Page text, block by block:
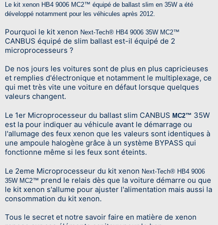
Le kit xenon HB4 9006 MC2™ équipé de ballast slim en 35W a été
développé notamment pour les véhicules après 2012.
Pourquoi le kit xenon Next-Tech® HB4 9006 35W MC2™
CANBUS équipé de slim ballast est-il équipé de 2
microprocesseurs ?
De nos jours les voitures sont de plus en plus capricieuses
et remplies d'électronique et notamment le multiplexage, ce
qui met très vite une voiture en défaut lorsque quelques
valeurs changent.
Le 1er Microprocesseur du ballast slim CANBUS MC2™ 35W
est la pour indiquer au véhicule avant le démarrage ou
l'allumage des feux xenon que les valeurs sont identiques à
une ampoule halogène grâce à un système BYPASS qui
fonctionne même si les feux sont éteints.
Le 2eme Microprocesseur du kit xenon Next-Tech® HB4 9006
35W MC2™ prend le relais dès que la voiture démarre ou que
le kit xenon s'allume pour ajuster l'alimentation mais aussi la
consommation du kit xenon.
Tous le secret et notre savoir faire en matière de xenon